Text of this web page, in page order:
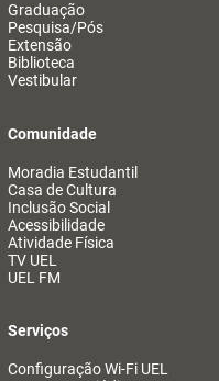
Graduação
Pesquisa/Pós
Extensão
Biblioteca
Vestibular
Comunidade
Moradia Estudantil
Casa de Cultura
Inclusão Social
Acessibilidade
Atividade Física
TV UEL
UEL FM
Serviços
Configuração Wi-Fi UEL